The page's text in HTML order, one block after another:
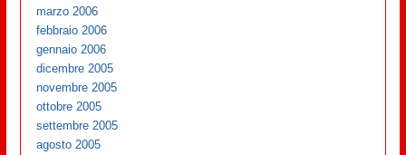
marzo 2006
febbraio 2006
gennaio 2006
dicembre 2005
novembre 2005
ottobre 2005
settembre 2005
agosto 2005